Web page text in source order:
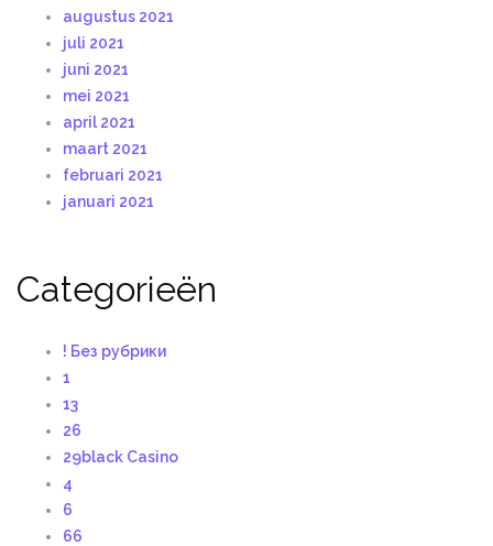
augustus 2021
juli 2021
juni 2021
mei 2021
april 2021
maart 2021
februari 2021
januari 2021
Categorieën
! Без рубрики
1
13
26
29black Casino
4
6
66